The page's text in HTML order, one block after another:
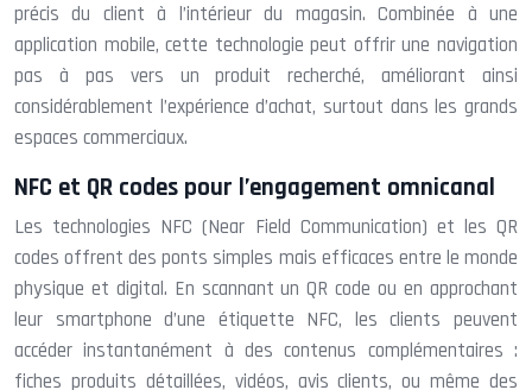
précis du client à l’intérieur du magasin. Combinée à une
application mobile, cette technologie peut offrir une navigation
pas à pas vers un produit recherché, améliorant ainsi
considérablement l’expérience d’achat, surtout dans les grands
espaces commerciaux.
NFC et QR codes pour l’engagement omnicanal
Les technologies NFC (Near Field Communication) et les QR
codes offrent des ponts simples mais efficaces entre le monde
physique et digital. En scannant un QR code ou en approchant
leur smartphone d’une étiquette NFC, les clients peuvent
accéder instantanément à des contenus complémentaires :
fiches produits détaillées, vidéos, avis clients, ou même des